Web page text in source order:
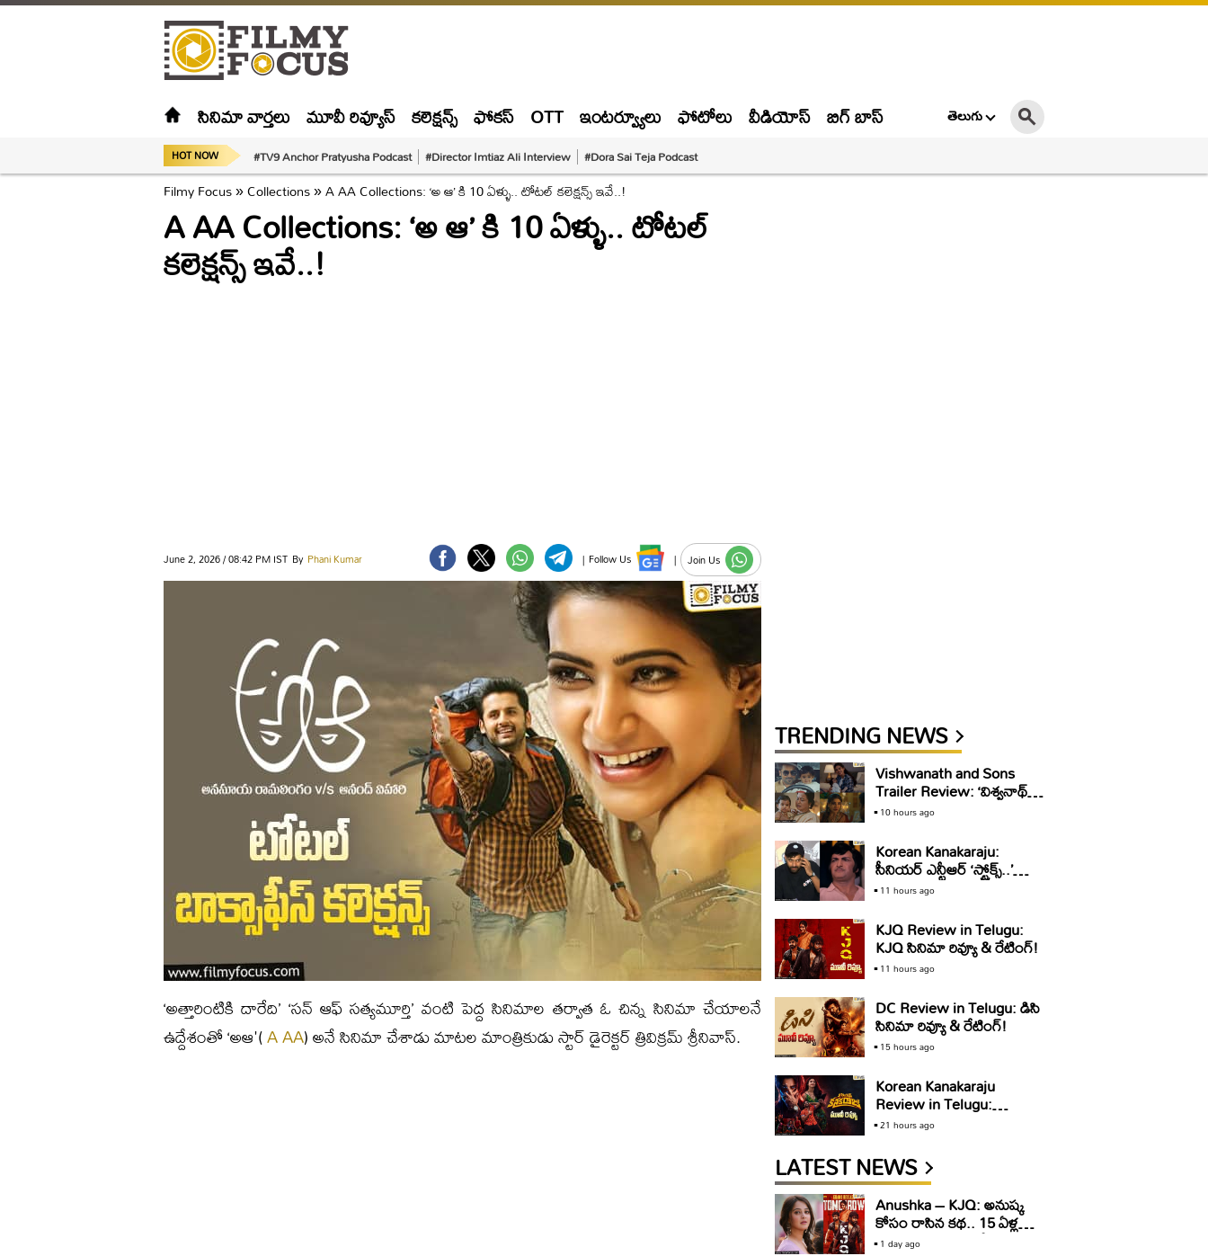
సినిమా వార్తలు మూవీ రివ్యూస్ కలెక్షన్స్ ఫోకస్ OTT ఇంటర్వ్యూలు ఫోటోలు వీడియోస్ బిగ్ బాస్ తెలుగు
HOT NOW #TV9 Anchor Pratyusha Podcast #Director Imtiaz Ali Interview #Dora Sai Teja Podcast
Filmy Focus»Collections»A AA Collections: ‘అ ఆ’ కి 10 ఏళ్ళు.. టోటల్ కలెక్షన్స్ ఇవే..!
A AA Collections: ‘అ ఆ’ కి 10 ఏళ్ళు.. టోటల్
కలెక్షన్స్ ఇవే..!
June 2, 2026 / 08:42 PM IST By Phani Kumar | Follow Us | Join Us
‘అత్తారింటికి దారేది’ ‘సన్ ఆఫ్ సత్యమూర్తి’ వంటి పెద్ద సినిమాల తర్వాత ఓ చిన్న సినిమా చేయాలనే
ఉద్దేశంతో ‘అఆ'(A AA) అనే సినిమా చేశాడు మాటల మాంత్రికుడు స్టార్ డైరెక్టర్ త్రివిక్రమ్ శ్రీనివాస్.
TRENDING NEWS
Vishwanath and Sons
Trailer Review: ‘విశ్వనాథ్
అండ్ సన్స్’ ట్రైలర్ రివ్యూ..
స్యూర్ షాట్ బ్లాక్ బస్టర్
10 hours ago
Korean Kanakaraju:
సీనియర్ ఎన్టీఆర్ ‘స్ట్రోక్స్..’
డైలాగ్ పై విమర్శలు.. ‘కొరియన్
కనకరాజు’ టీమ్ క్లారిటీ ఇది
11 hours ago
KJQ Review in Telugu:
KJQ సినిమా రివ్యూ & రేటింగ్!
11 hours ago
DC Review in Telugu: డిసి
సినిమా రివ్యూ & రేటింగ్!
15 hours ago
Korean Kanakaraju
Review in Telugu:
కొరియ‌న్ క‌న‌క‌రాజు సినిమా
రివ్యూ & రేటింగ్!
21 hours ago
LATEST NEWS
Anushka – KJQ: అనుష్క
కోసం రాసిన కథ.. 15 ఏళ్ల
తర్వాత సినిమాగా రిలీజ్‌..
1 day ago